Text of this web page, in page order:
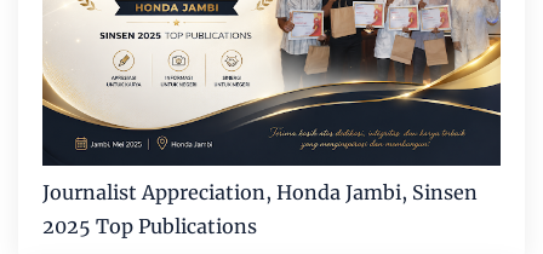
Journalist Appreciation, Honda Jambi, Sinsen
2025 Top Publications